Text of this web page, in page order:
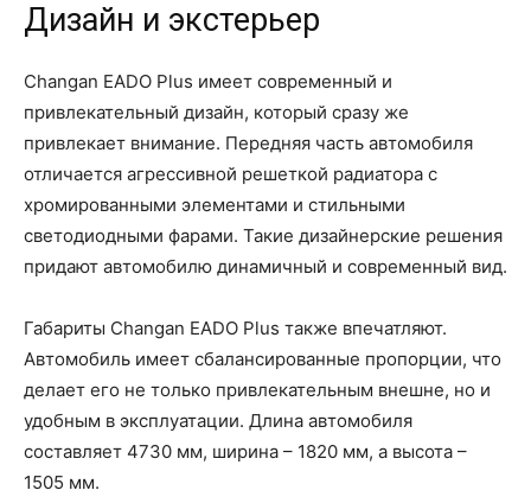
Дизайн и экстерьер
Changan EADO Plus имеет современный и
привлекательный дизайн, который сразу же
привлекает внимание. Передняя часть автомобиля
отличается агрессивной решеткой радиатора с
хромированными элементами и стильными
светодиодными фарами. Такие дизайнерские решения
придают автомобилю динамичный и современный вид.
Габариты Changan EADO Plus также впечатляют.
Автомобиль имеет сбалансированные пропорции, что
делает его не только привлекательным внешне, но и
удобным в эксплуатации. Длина автомобиля
составляет 4730 мм, ширина – 1820 мм, а высота –
1505 мм.